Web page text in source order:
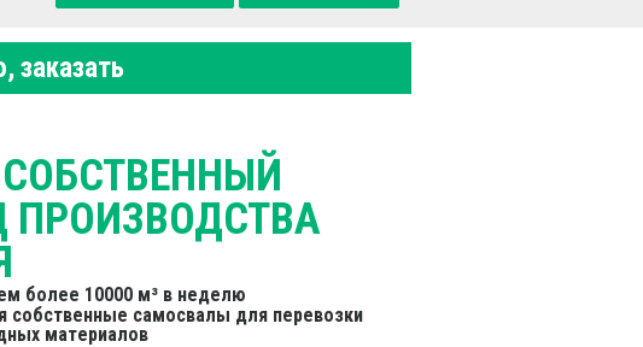
заказать
ПРОИЗВОДСТВА
более 10000 м³ в неделю
собственные самосвалы для перевозки
материалов